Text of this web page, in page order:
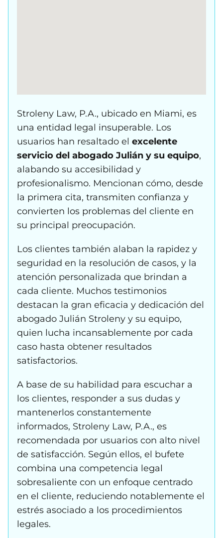
Stroleny Law, P.A., ubicado en Miami, es
una entidad legal insuperable. Los
usuarios han resaltado el excelente
servicio del abogado Julián y su equipo,
alabando su accesibilidad y
profesionalismo. Mencionan cómo, desde
la primera cita, transmiten confianza y
convierten los problemas del cliente en
su principal preocupación.
Los clientes también alaban la rapidez y
seguridad en la resolución de casos, y la
atención personalizada que brindan a
cada cliente. Muchos testimonios
destacan la gran eficacia y dedicación del
abogado Julián Stroleny y su equipo,
quien lucha incansablemente por cada
caso hasta obtener resultados
satisfactorios.
A base de su habilidad para escuchar a
los clientes, responder a sus dudas y
mantenerlos constantemente
informados, Stroleny Law, P.A., es
recomendada por usuarios con alto nivel
de satisfacción. Según ellos, el bufete
combina una competencia legal
sobresaliente con un enfoque centrado
en el cliente, reduciendo notablemente el
estrés asociado a los procedimientos
legales.